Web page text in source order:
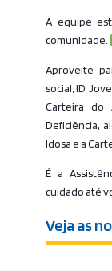
A equipe
comunidade.
Aproveite
social, ID
Carteira do
Deficiência,
Idosa e a
É a
cuidado até
Veja as